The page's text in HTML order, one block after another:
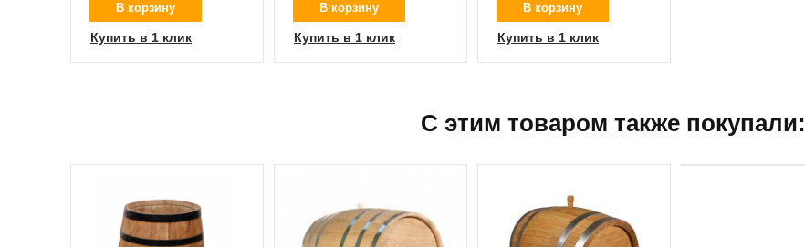
В корзину
Купить в 1 клик
В корзину
Купить в 1 клик
В корзину
Купить в 1 клик
С этим товаром также покупали: